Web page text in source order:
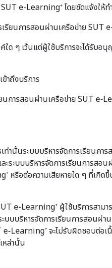
e-Learning⁺ โดยชัดแจ้งให้
ยนการสอนผ่านเครือข่าย SUT
ด ๆ เว้นแต่ผู้ใช้บริการจะได้รับ
าถึงบริการ
ารสอนผ่านเครือข่าย SUT e-
ท่านั้นระบบบริหารจัดการเรียน
ะบบบริหารจัดการเรียนการส
อต่อความเสียหายใด ๆ ที่เกิดขึ้
e-Learning⁺ ผู้ใช้บริการสาม
บบริหารจัดการเรียนการสอนผ่
Learning⁺ จะไม่รับผิดชอบต่อ
หล่านั้น